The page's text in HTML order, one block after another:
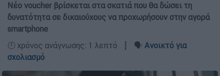
Νέο voucher βρίσκεται στα σκατιά που θα δώσει τη
δυνατότητα σε δικαιούχους να προχωρήσουν στην αγορά
smartphone
🕛 χρόνος ανάγνωσης: 1 λεπτό ┋ 🗣️ Ανοικτό για
σχολιασμό